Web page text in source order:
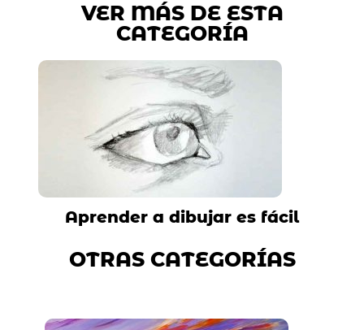
VER MÁS DE ESTA
CATEGORÍA
Aprender a dibujar es fácil
OTRAS CATEGORÍAS